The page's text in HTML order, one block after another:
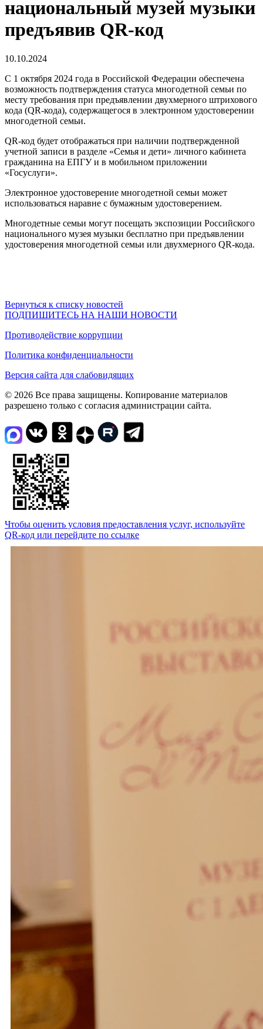
национальный музей музыки
предъявив QR-код
10.10.2024
С 1 октября 2024 года в Российской Федерации обеспечена
возможность подтверждения статуса многодетной семьи по
месту требования при предъявлении двухмерного штрихового
кода (QR-кода), содержащегося в электронном удостоверении
многодетной семьи.
QR-код будет отображаться при наличии подтвержденной
учетной записи в разделе «Семья и дети» личного кабинета
гражданина на ЕПГУ и в мобильном приложении
«Госуслуги».
Электронное удостоверение многодетной семьи может
использоваться наравне с бумажным удостоверением.
Многодетные семьи могут посещать экспозиции Российского
национального музея музыки бесплатно при предъявлении
удостоверения многодетной семьи или двухмерного QR-кода.
Вернуться к списку новостей
ПОДПИШИТЕСЬ НА НАШИ НОВОСТИ
Противодействие коррупции
Политика конфиденциальности
Версия сайта для слабовидящих
© 2026 Все права защищены. Копирование материалов
разрешено только с согласия администрации сайта.
Чтобы оценить условия предоставления услуг, используйте
QR-код или перейдите по ссылке